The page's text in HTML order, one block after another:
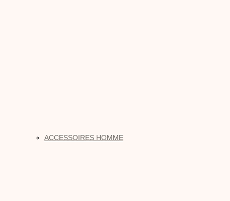
ACCESSOIRES HOMME